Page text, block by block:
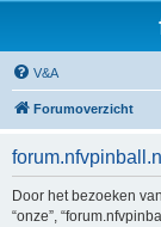
V&A
Forumoverzicht
Door het bezoeken
“onze”,